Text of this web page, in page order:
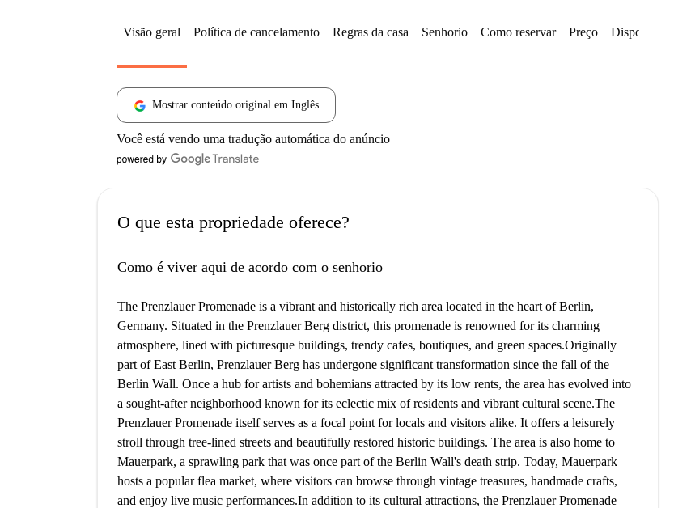
Visão geral Política de cancelamento Regras da casa Senhorio Como reservar Preço Disponibilidades
Mostrar conteúdo original em Inglês
Você está vendo uma tradução automática do anúncio
O que esta propriedade oferece?
Como é viver aqui de acordo com o senhorio
The Prenzlauer Promenade is a vibrant and historically rich area located in the heart of Berlin,
Germany. Situated in the Prenzlauer Berg district, this promenade is renowned for its charming
atmosphere, lined with picturesque buildings, trendy cafes, boutiques, and green spaces. ​ Originally
part of East Berlin, Prenzlauer Berg has undergone significant transformation since the fall of the
Berlin Wall. Once a hub for artists and bohemians attracted by its low rents, the area has evolved into
a sought-after neighborhood known for its eclectic mix of residents and vibrant cultural scene. ​ The
Prenzlauer Promenade itself serves as a focal point for locals and visitors alike. It offers a leisurely
stroll through tree-lined streets and beautifully restored historic buildings. The area is also home to
Mauerpark, a sprawling park that was once part of the Berlin Wall's death strip. Today, Mauerpark
hosts a popular flea market, where visitors can browse through vintage treasures, handmade crafts,
and enjoy live music performances. ​ In addition to its cultural attractions, the Prenzlauer Promenade